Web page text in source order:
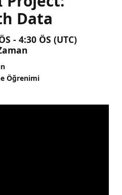
Data
- 4:30 ÖS (UTC)
Öğrenimi